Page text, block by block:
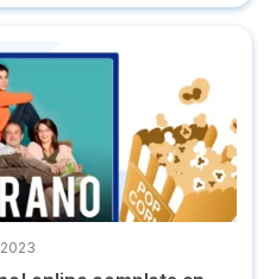
completa en plataformas